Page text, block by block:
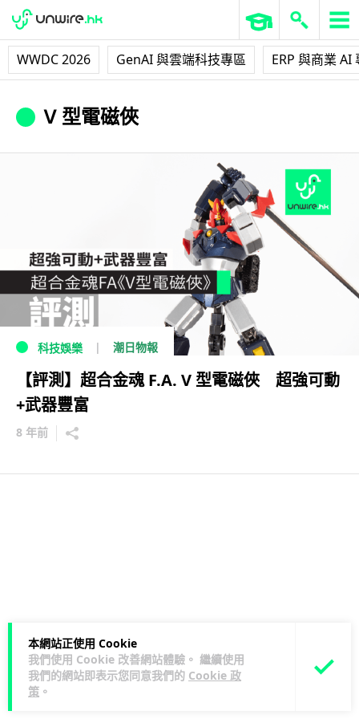
WWDC 2026 GenAI 與雲端科技專區 ERP 與商業 AI
本網站正使用 Cookie
我們使用 Cookie 改善網站體驗。 繼續使用
我們的網站即表示您同意我們的 Cookie 政
策 。
V 型電磁俠
科技娛樂 潮日物報
【評測】超合金魂 F.A. V 型電磁俠 超強可動
+武器豐富
8 年前